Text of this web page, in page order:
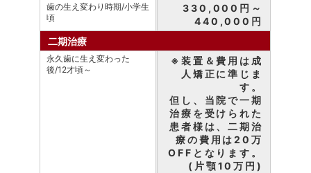
歯の生え変わり時期/小学生
頃
330,000円～
440,000円
二期治療
永久歯に生え変わった
後/12才頃～
※装置＆費用は成
人矯正に準じま
す。
但し、当院で一期
治療を受けられた
患者様は、二期治
療の費用は20万
OFFとなります。
(片顎10万円)